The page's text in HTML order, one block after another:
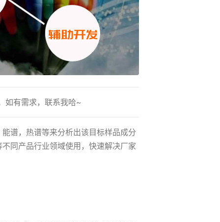
如有需求，联系我哈~
谱，热谱等来分析出该目标样品成分
同产品行业领域使用，快速解决厂家